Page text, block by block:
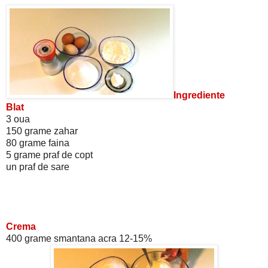
Ingrediente
Blat
3 oua
150 grame zahar
80 grame faina
5 grame praf de copt
un praf de sare
Crema
400 grame smantana acra 12-15%